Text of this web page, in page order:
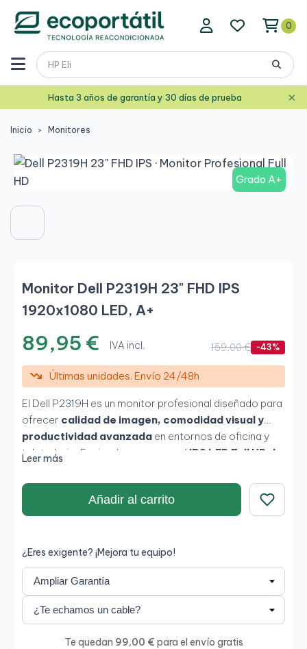
0
Hasta 3 años de garantía y 30 días de prueba ×
Inicio Monitores
Grado A+
Monitor Dell P2319H 23" FHD IPS
1920x1080 LED, A+
89,95 € IVA incl. 159,00 € -43%
Últimas unidades. Envío 24/48h
El Dell P2319H es un monitor profesional diseñado para
ofrecer calidad de imagen, comodidad visual y
productividad avanzada en entornos de oficina y
teletrabajo. Equipado con un panel IPS LED Full HD de
ángulos de visión y una experiencia visual cómoda para
largas jornadas de trabajo. Su diseño con
marcos
ultrafinos y soporte ergonómico ajustable
lo
configuraciones multimonitor y espacios de trabajo
modernos.
Leer más
Añadir al carrito
¿Eres exigente? ¡Mejora tu equipo!
Te quedan 99,00 € para el envío gratis